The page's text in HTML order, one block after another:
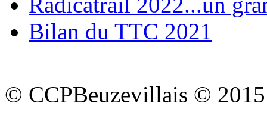
Bilan du TTC 2021
© CCPBeuzevillais © 2015